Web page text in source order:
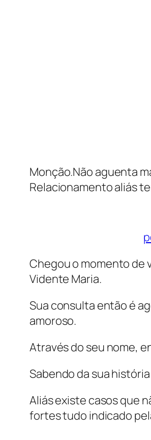
Monção.Não aguenta
Relacionamento aliás
Chegou o momento de
Vidente Maria.
Sua consulta então é
amoroso.
Através do seu nome,
Sabendo da sua
Aliás existe casos que
fortes tudo indicado